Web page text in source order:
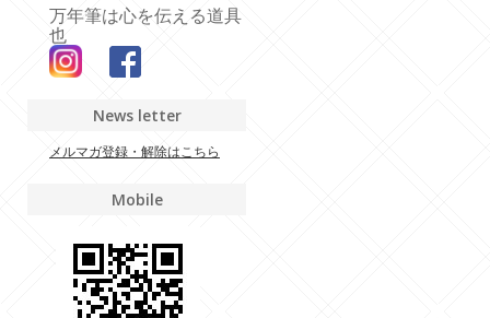
万年筆は心を伝える道具
也
News letter
メルマガ登録・解除はこちら
Mobile